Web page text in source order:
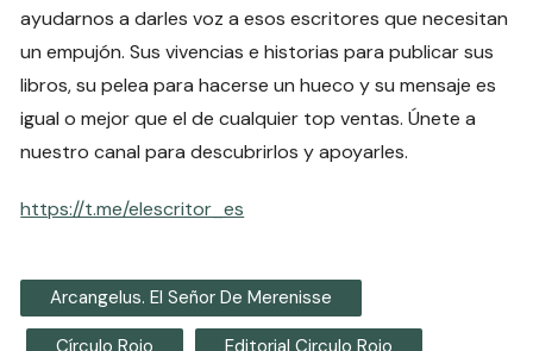
ayudarnos a darles voz a esos escritores que necesitan
un empujón. Sus vivencias e historias para publicar sus
libros, su pelea para hacerse un hueco y su mensaje es
igual o mejor que el de cualquier top ventas. Únete a
nuestro canal para descubrirlos y apoyarles.
https://t.me/elescritor_es
Arcangelus. El Señor De Merenisse